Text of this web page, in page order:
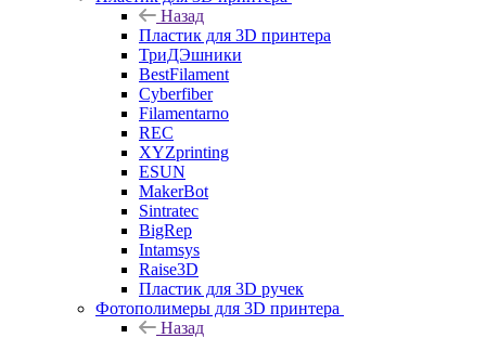
Назад
Пластик для 3D принтера
ТриДЭшники
BestFilament
Cyberfiber
Filamentarno
REC
XYZprinting
ESUN
MakerBot
Sintratec
BigRep
Intamsys
Raise3D
Пластик для 3D ручек
Фотополимеры для 3D принтера
Назад